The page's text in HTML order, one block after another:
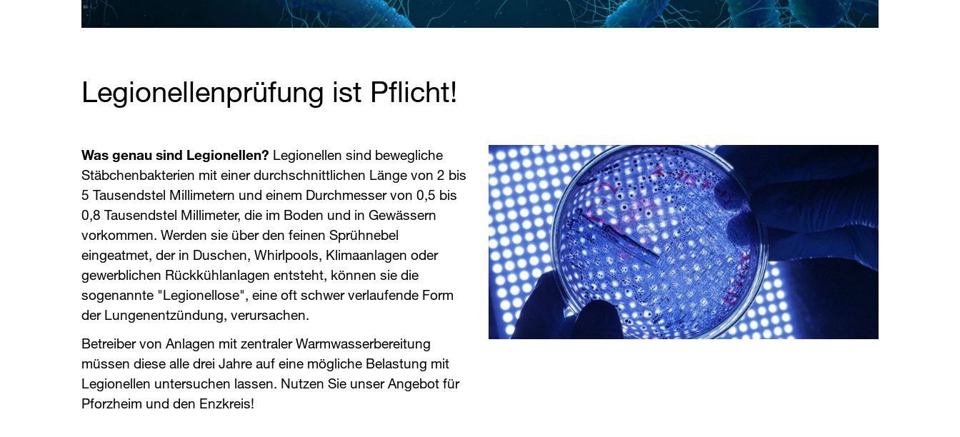
Legionellenprüfung ist Pflicht!
Was genau sind Legionellen? Legionellen sind bewegliche
Stäbchenbakterien mit einer durchschnittlichen Länge von 2 bis
5 Tausendstel Millimetern und einem Durchmesser von 0,5 bis
0,8 Tausendstel Millimeter, die im Boden und in Gewässern
vorkommen. Werden sie über den feinen Sprühnebel
eingeatmet, der in Duschen, Whirlpools, Klimaanlagen oder
gewerblichen Rückkühlanlagen entsteht, können sie die
sogenannte "Legionellose", eine oft schwer verlaufende Form
der Lungenentzündung, verursachen.
Betreiber von Anlagen mit zentraler Warmwasserbereitung
müssen diese alle drei Jahre auf eine mögliche Belastung mit
Legionellen untersuchen lassen. Nutzen Sie unser Angebot für
Pforzheim und den Enzkreis!